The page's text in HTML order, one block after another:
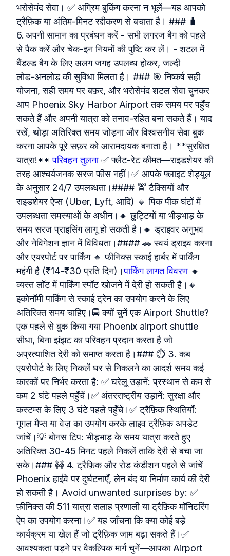
भरोसेमंद सेवा। ✅ अग्रिम बुकिंग करना न भूलें—यह आपको
ट्रैफ़िक या अंतिम‑मिनट रद्दीकरण से बचाता है। ### 🧳
6. अपनी सामान का प्रबंधन करें - सभी लगरज बैग को पहले
से पैक करें और चेक‑इन नियमों की पुष्टि कर लें। - शटल में
बैंडल्ड बैग के लिए अलग जगह उपलब्ध होकर, जल्दी
लोड‑अनलोड की सुविधा मिलता है। ### 🎯 निष्कर्ष सही
योजना, सही समय पर बफ़र, और भरोसेमंद शटल सेवा चुनकर
आप Phoenix Sky Harbor Airport तक समय पर पहुँच
सकते हैं और अपनी यात्रा को तनाव‑रहित बना सकते हैं। याद
रखें, थोड़ा अतिरिक्त समय जोड़ना और विश्वसनीय सेवा बुक
करना आपके पूरे सफ़र को आरामदायक बनाता है। **सुरक्षित
यात्रा!**परिवहन तुलना✅ फ्लैट-रेट कीमत—राइडशेयर की
तरह आश्चर्यजनक सरज फीस नहीं।✅ आपके फ्लाइट शेड्यूल
के अनुसार 24/7 उपलब्धता।#### 🚖 टैक्सियों और
राइडशेयर ऐप्स (Uber, Lyft, आदि) 🔸 पिक पीक घंटों में
उपलब्धता समस्याओं के अधीन।🔸 छुट्टियों या भीड़भाड़ के
समय सरज प्राइसिंग लागू हो सकती है।🔸 ड्राइवर अनुभव
और नेविगेशन ज्ञान में विविधता।#### 🚗 स्वयं ड्राइव करना
और एयरपोर्ट पर पार्किंग 🔸 फीनिक्स स्काई हार्बर में पार्किंग
महंगी है (₹14‑₹30 प्रति दिन)।पार्किंग लागत विवरण🔸
व्यस्त लॉट में पार्किंग स्पॉट खोजने में देरी हो सकती है।🔸
इकोनॉमी पार्किंग से स्काई ट्रेन का उपयोग करने के लिए
अतिरिक्त समय चाहिए।🚍 क्यों चुनें एक Airport Shuttle?
एक पहले से बुक किया गया Phoenix airport shuttle
सीधा, बिना झंझट का परिवहन प्रदान करता है जो
अप्रत्याशित देरी को समाप्त करता है।### ⏱️ 3. कब
एयरोपोर्ट के लिए निकलें घर से निकलने का आदर्श समय कई
कारकों पर निर्भर करता है: ✅ घरेलू उड़ानें: प्रस्थान से कम से
कम 2 घंटे पहले पहुँचें।✅ अंतरराष्ट्रीय उड़ानें: सुरक्षा और
कस्टम्स के लिए 3 घंटे पहले पहुँचे।✅ ट्रैफ़िक स्थितियाँ:
गूगल मैप्स या वेज़ का उपयोग करके लाइव ट्रैफ़िक अपडेट
जांचें।💡 बोनस टिप: भीड़भाड़ के समय यात्रा करते हुए
अतिरिक्त 30‑45 मिनट पहले निकलें ताकि देरी से बचा जा
सके।### 🚧 4. ट्रैफ़िक और रोड कंडीशन पहले से जांचें
Phoenix हाईवे पर दुर्घटनाएँ, लेन बंद या निर्माण कार्य की देरी
हो सकती है। Avoid unwanted surprises by: ✅
फ़ीनिक्स की 511 यात्रा सलाह प्रणाली या ट्रैफ़िक मॉनिटरिंग
ऐप का उपयोग करना।✅ यह जाँचना कि क्या कोई बड़े
कार्यक्रम या खेल हैं जो ट्रैफ़िक जाम बढ़ा सकते हैं।✅
आवश्यकता पड़ने पर वैकल्पिक मार्ग चुनें—आपका Airport